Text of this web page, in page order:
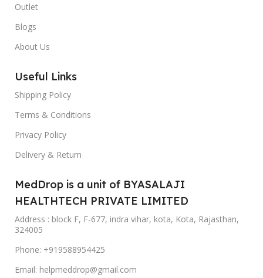
Outlet
Blogs
About Us
Useful Links
Shipping Policy
Terms & Conditions
Privacy Policy
Delivery & Return
MedDrop is a unit of BYASALAJI
HEALTHTECH PRIVATE LIMITED
Address : block F, F-677, indra vihar, kota, Kota, Rajasthan,
324005
Phone: +919588954425
Email: helpmeddrop@gmail.com